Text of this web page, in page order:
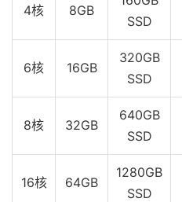
4核 8GB
SSD
6核 16GB
320GB
SSD
8核 32GB
640GB
SSD
16核 64GB
1280GB
SSD